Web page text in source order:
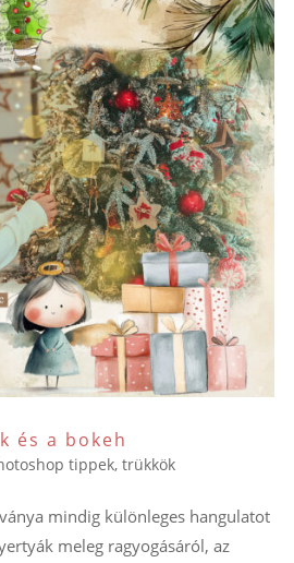
és a bokeh
tippek, trükkök
mindig különleges hangulatot
meleg ragyogásáról, az